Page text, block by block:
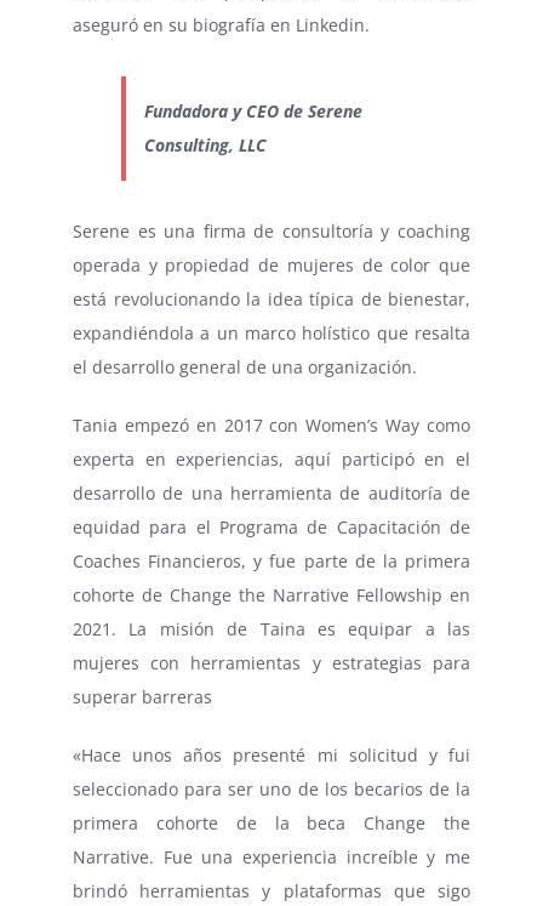
aseguró en su biografía en Linkedin.
Fundadora y CEO de Serene
Consulting, LLC
Serene es una firma de consultoría y coaching
operada y propiedad de mujeres de color que
está revolucionando la idea típica de bienestar,
expandiéndola a un marco holístico que resalta
el desarrollo general de una organización.
Tania empezó en 2017 con Women’s Way como
experta en experiencias, aquí participó en el
desarrollo de una herramienta de auditoría de
equidad para el Programa de Capacitación de
Coaches Financieros, y fue parte de la primera
cohorte de Change the Narrative Fellowship en
2021. La misión de Taina es equipar a las
mujeres con herramientas y estrategias para
superar barreras
«Hace unos años presenté mi solicitud y fui
seleccionado para ser uno de los becarios de la
primera cohorte de la beca Change the
Narrative. Fue una experiencia increíble y me
brindó herramientas y plataformas que sigo